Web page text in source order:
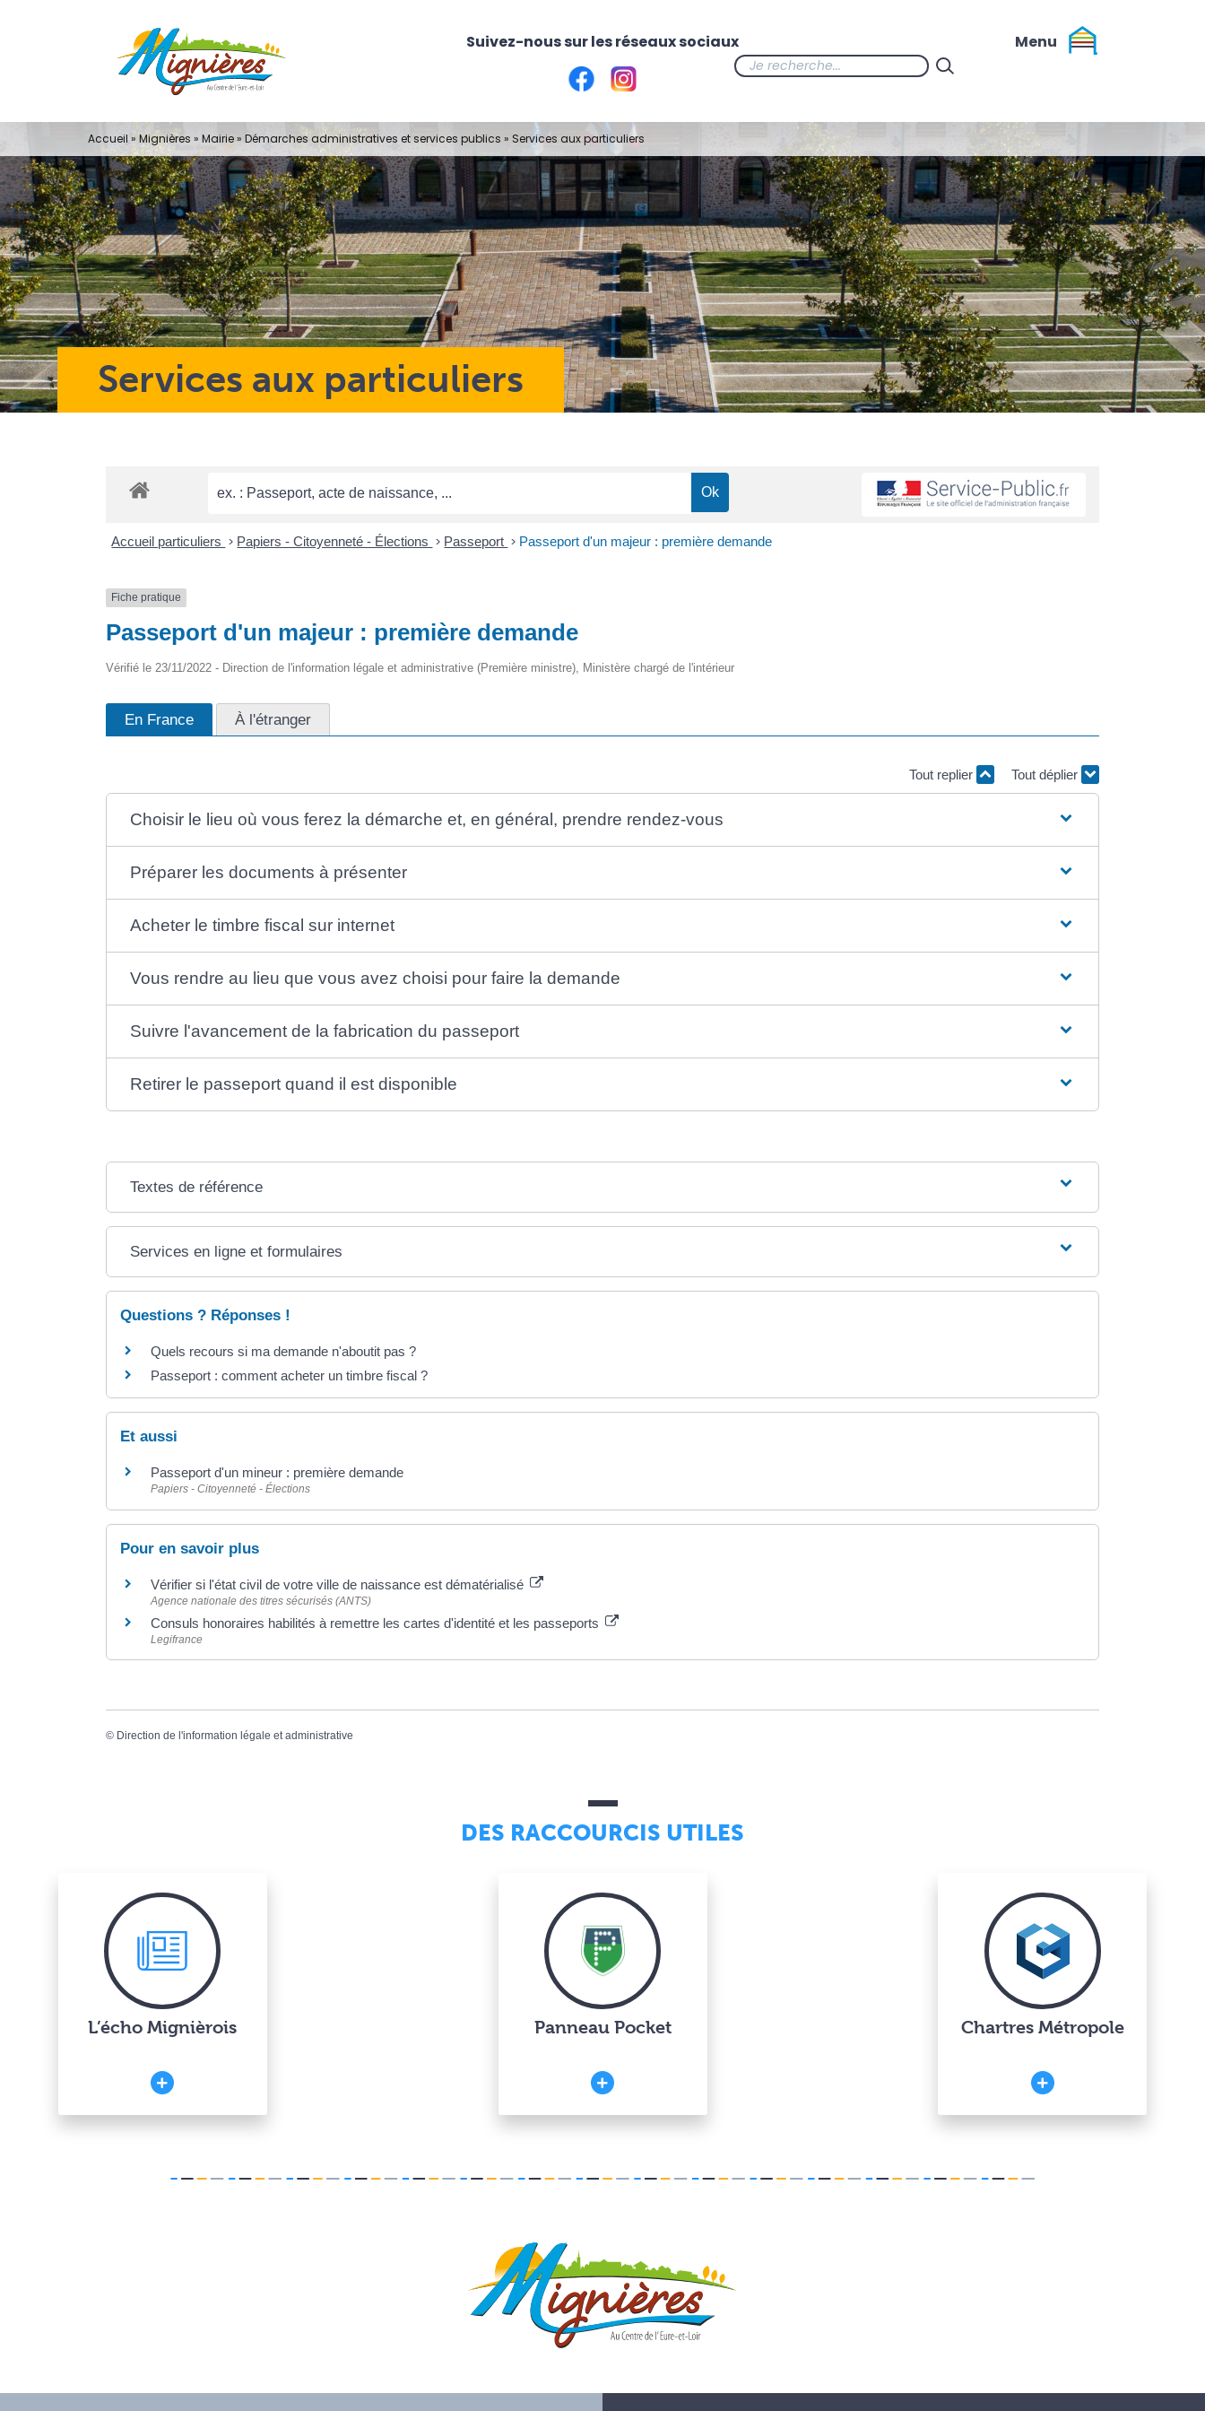
Services aux particuliers
Accueil » Mignières » Mairie» Démarches administratives et services publics » Services aux particuliers
Accueil particuliers > Papiers - Citoyenneté - Élections > Passeport > Passeport d'un majeur : première demande
Fiche pratique
Passeport d'un majeur : première demande
Vérifié le 23/11/2022 - Direction de l'information légale et administrative (Première ministre), Ministère chargé de l'intérieur
En France À l'étranger
Tout replier Tout déplier
Choisir le lieu où vous ferez la démarche et, en général, prendre rendez-vous
Préparer les documents à présenter
Acheter le timbre fiscal sur internet
Vous rendre au lieu que vous avez choisi pour faire la demande
Suivre l'avancement de la fabrication du passeport
Retirer le passeport quand il est disponible
Textes de référence
Services en ligne et formulaires
Questions ? Réponses !
Quels recours si ma demande n'aboutit pas ?
Passeport : comment acheter un timbre fiscal ?
Et aussi
Passeport d'un mineur : première demande
Papiers - Citoyenneté - Élections
Pour en savoir plus
Vérifier si l'état civil de votre ville de naissance est dématérialisé
Agence nationale des titres sécurisés (ANTS)
Consuls honoraires habilités à remettre les cartes d'identité et les passeports
Legifrance
© Direction de l'information légale et administrative
DES RACCOURCIS UTILES
L’écho Mignièrois Panneau Pocket Chartres Métropole